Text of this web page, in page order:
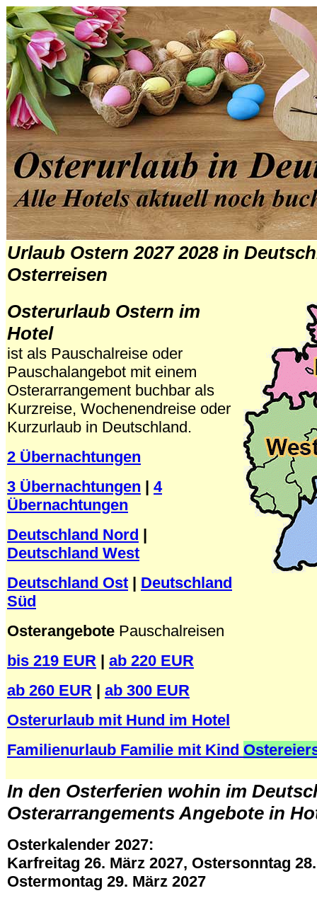
Urlaub Ostern 2027 2028 in
Osterreisen
Osterurlaub Ostern im
Hotel
ist als Pauschalreise oder
Pauschalangebot mit einem
Osterarrangement buchbar als
Kurzreise, Wochenendreise oder
Kurzurlaub in Deutschland.
2 Übernachtungen
3 Übernachtungen
4
Übernachtungen
Deutschland Nord
Deutschland West
Deutschland Ost
Deutschland
Süd
Osterangebote Pauschalreisen
bis 219 EUR
ab 220 EUR
ab 260 EUR
ab 300 EUR
Osterurlaub mit Hund im Hotel
Familienurlaub Familie mit Kind
In den Osterferien wohin im
Osterarrangements Angebote in
Osterkalender 2027:
Karfreitag 26. März 2027, Ostersonntag
Ostermontag 29. März 2027